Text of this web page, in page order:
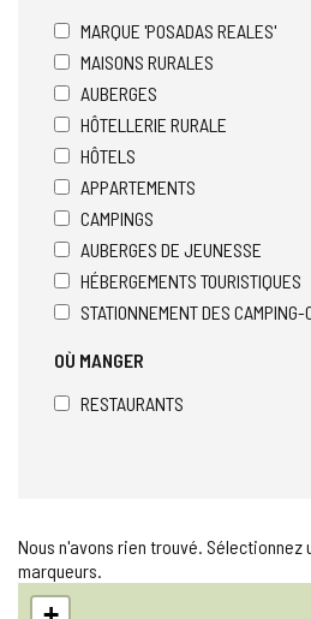
MARQUE 'POSADAS REALES'
MAISONS RURALES
AUBERGES
HÔTELLERIE RURALE
HÔTELS
APPARTEMENTS
CAMPINGS
AUBERGES DE JEUNESSE
HÉBERGEMENTS TOURISTIQUES
STATIONNEMENT DES CAMPING-
OÙ MANGER
RESTAURANTS
Nous n'avons rien trouvé. Sélectionnez
marqueurs.
Sauter